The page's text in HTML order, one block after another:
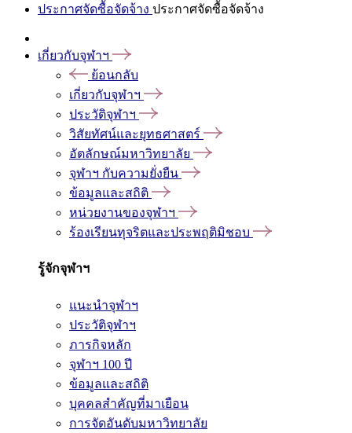
ประกาศจัดซื้อจัดจ้าง ประกาศจัดซื้อจัดจ้าง
เกี่ยวกับจุฬาฯ
ย้อนกลับ
เกี่ยวกับจุฬาฯ
ประวัติจุฬาฯ
วิสัยทัศน์และยุทธศาสตร์
อัตลักษณ์มหาวิทยาลัย
จุฬาฯ กับความยั่งยืน
ข้อมูลและสถิติ
หน่วยงานของจุฬาฯ
ร้องเรียนทุจริตและประพฤติมิชอบ
รู้จักจุฬาฯ
แนะนำจุฬาฯ
ประวัติจุฬาฯ
ภารกิจหลัก
จุฬาฯ 100 ปี
ข้อมูลและสถิติ
บุคคลสำคัญที่มาเยือน
การจัดอันดับมหาวิทยาลัย